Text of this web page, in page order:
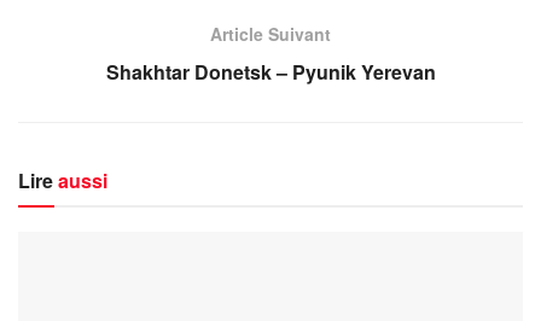
Article Suivant
Shakhtar Donetsk – Pyunik Yerevan
Lireaussi